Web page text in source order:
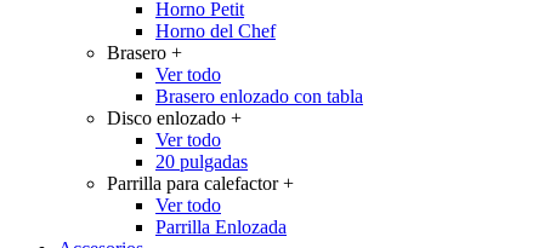
Horno Petit
Horno del Chef
Brasero +
Ver todo
Brasero enlozado con tabla
Disco enlozado +
Ver todo
20 pulgadas
Parrilla para calefactor+
Ver todo
Parrilla Enlozada